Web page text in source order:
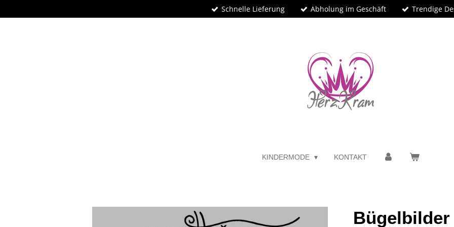
Hauptinhalt
Schnelle Lieferung Abholung im Geschäft Trendige
KINDERMODE KONTAKT
Bügelbilder